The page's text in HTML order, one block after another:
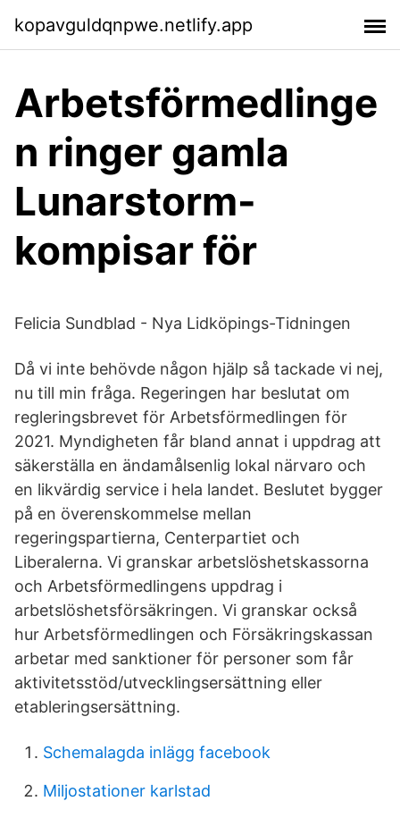
kopavguldqnpwe.netlify.app
Arbetsförmedlinge
n ringer gamla
Lunarstorm-
kompisar för
Felicia Sundblad - Nya Lidköpings-Tidningen
Då vi inte behövde någon hjälp så tackade vi nej,
nu till min fråga. Regeringen har beslutat om
regleringsbrevet för Arbetsförmedlingen för
2021. Myndigheten får bland annat i uppdrag att
säkerställa en ändamålsenlig lokal närvaro och
en likvärdig service i hela landet. Beslutet bygger
på en överenskommelse mellan
regeringspartierna, Centerpartiet och
Liberalerna. Vi granskar arbetslöshetskassorna
och Arbetsförmedlingens uppdrag i
arbetslöshetsförsäkringen. Vi granskar också
hur Arbetsförmedlingen och Försäkringskassan
arbetar med sanktioner för personer som får
aktivitetsstöd/utvecklingsersättning eller
etableringsersättning.
Schemalagda inlägg facebook
Miljostationer karlstad